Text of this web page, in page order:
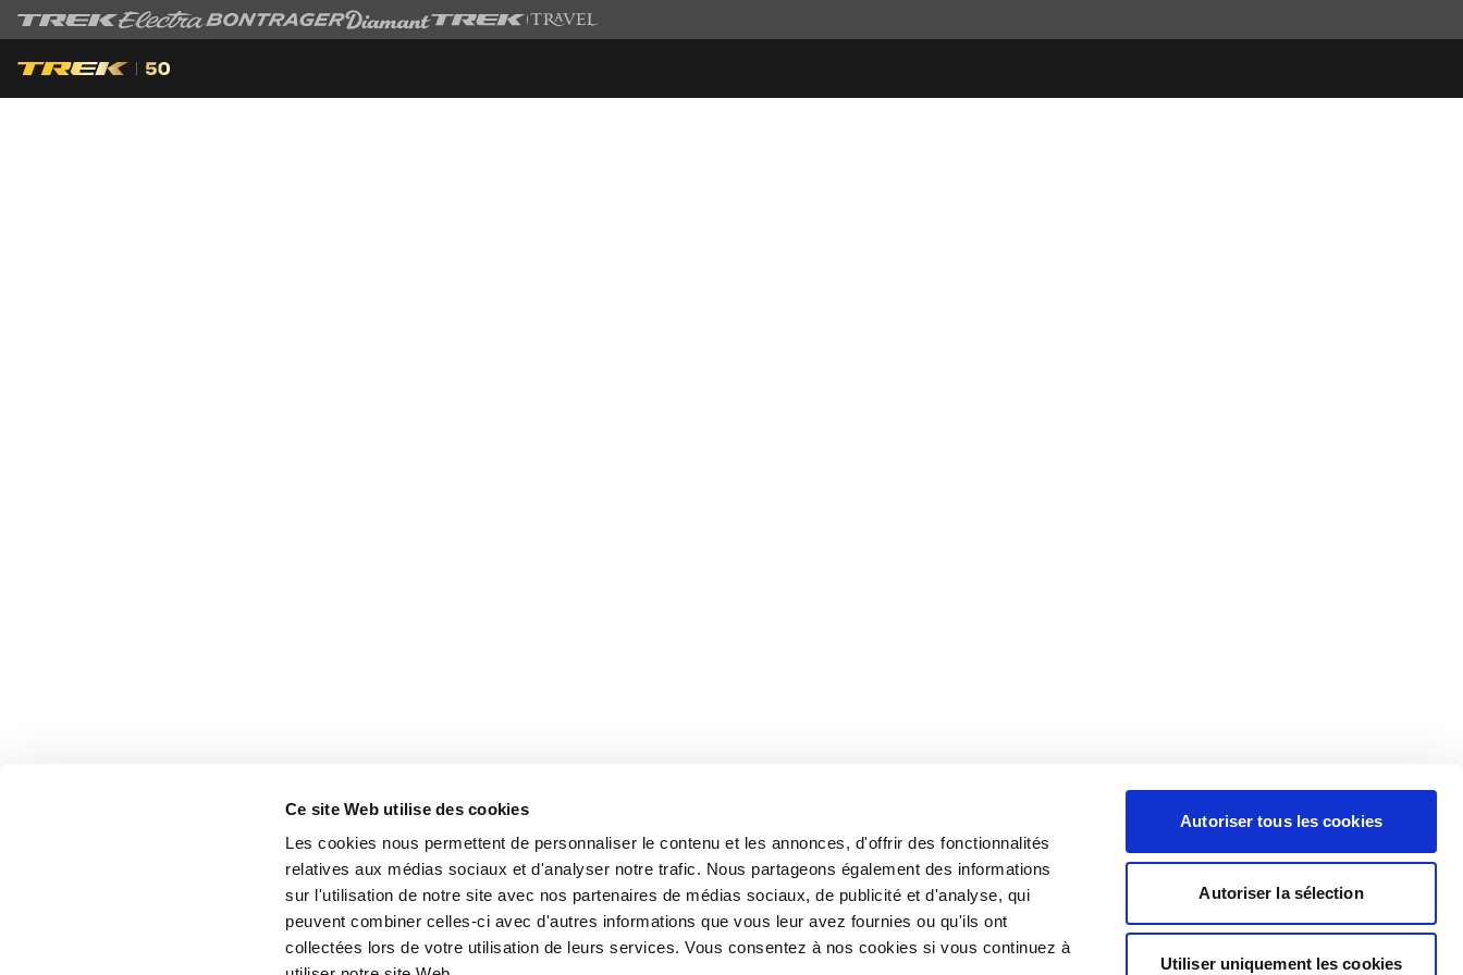
Ce site Web utilise des cookies
Les cookies nous permettent de personnaliser le contenu et les annonces, d'offrir des fonctionnalités
relatives aux médias sociaux et d'analyser notre trafic. Nous partageons également des informations
sur l'utilisation de notre site avec nos partenaires de médias sociaux, de publicité et d'analyse, qui
peuvent combiner celles-ci avec d'autres informations que vous leur avez fournies ou qu'ils ont
collectées lors de votre utilisation de leurs services. Vous consentez à nos cookies si vous continuez à
Autoriser tous les cookies
Autoriser la sélection
Utiliser uniquement les cookies